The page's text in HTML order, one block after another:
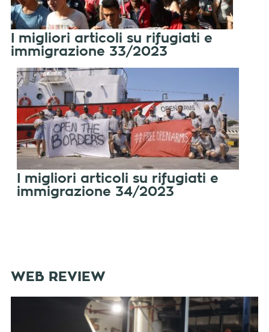
I migliori articoli su rifugiati e
immigrazione 33/2023
I migliori articoli su rifugiati e
immigrazione 34/2023
WEB REVIEW